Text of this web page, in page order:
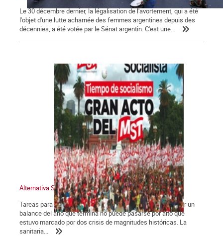
Le 30 décembre dernier, la légalisation de l'avortement, qui a été
l'objet d'une lutte acharnée des femmes argentines depuis des
décennies, a été votée par le Sénat argentin. C'est une...
Alternativa Socialista 775
Tareas para el año que comienza Las dos crisis. Para hacer un
balance del año que termina no puede pasarse por alto que
estuvo marcado por dos crisis de magnitudes históricas. La
sanitaria...